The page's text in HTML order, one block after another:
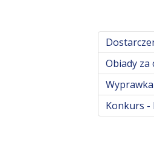
Obiady za
Konkurs -